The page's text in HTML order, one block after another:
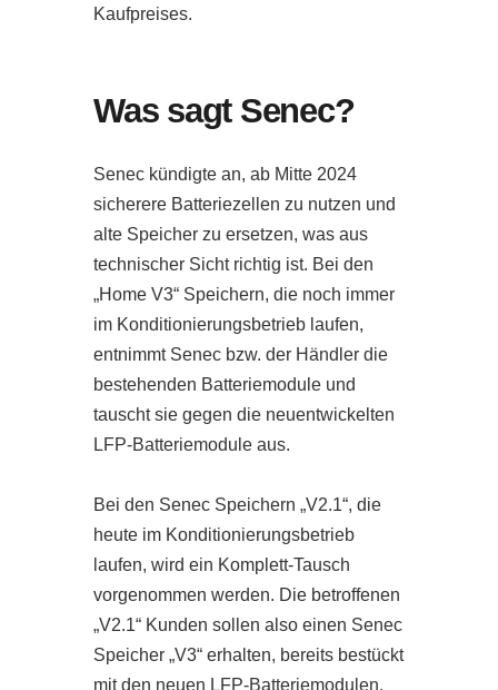
Kaufpreises.
Was sagt Senec?
Senec kündigte an, ab Mitte 2024
sicherere Batteriezellen zu nutzen und
alte Speicher zu ersetzen, was aus
technischer Sicht richtig ist. Bei den
„Home V3“ Speichern, die noch immer
im Konditionierungsbetrieb laufen,
entnimmt Senec bzw. der Händler die
bestehenden Batteriemodule und
tauscht sie gegen die neuentwickelten
LFP-Batteriemodule aus.
Bei den Senec Speichern „V2.1“, die
heute im Konditionierungsbetrieb
laufen, wird ein Komplett-Tausch
vorgenommen werden. Die betroffenen
„V2.1“ Kunden sollen also einen Senec
Speicher „V3“ erhalten, bereits bestückt
mit den neuen LFP-Batteriemodulen.